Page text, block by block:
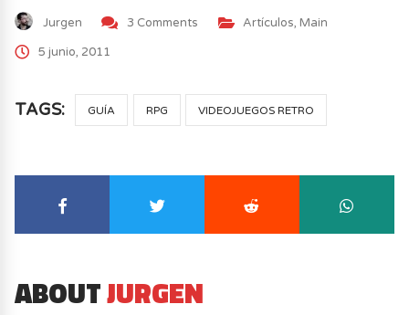
Jurgen 3 Comments Artículos,Main
5 junio, 2011
TAGS: GUÍA RPG VIDEOJUEGOS RETRO
ABOUTJURGEN